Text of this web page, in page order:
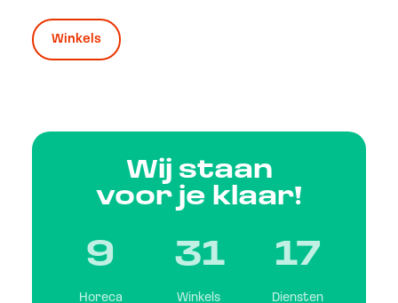
Winkels
Wij staan
voor je klaar!
Horeca
9
Winkels
31
Diensten
17